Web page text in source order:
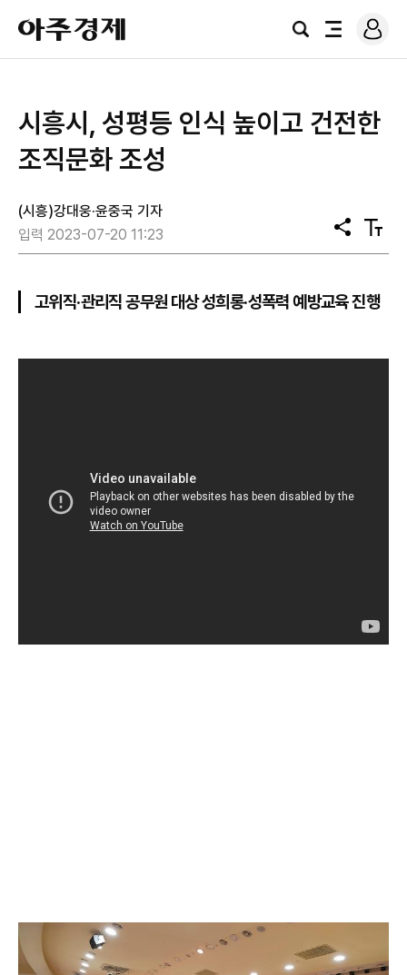
아
주
경
검
전
로
그
시흥시, 성평등 인식 높이고 건전한
조직문화 조성
(시흥)강대웅·윤중국 기자
입력 2023-07-20 11:23
공
유
텍
스
기
고위직·관리직 공무원 대상 성희롱·성폭력 예방교육 진행